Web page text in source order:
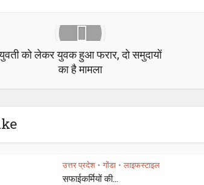
को लेकर युवक हुआ फरार, दो समुदायों
का है मामला
उत्तर प्रदेश • गोंडा • लाइफस्टाइल
सफाईकर्मियों की...